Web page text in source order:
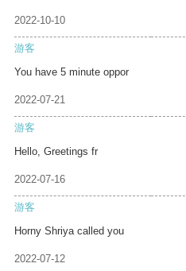
2022-10-10
游客
You have 5 minute oppor
2022-07-21
游客
Hello, Greetings fr
2022-07-16
游客
Horny Shriya called you
2022-07-12